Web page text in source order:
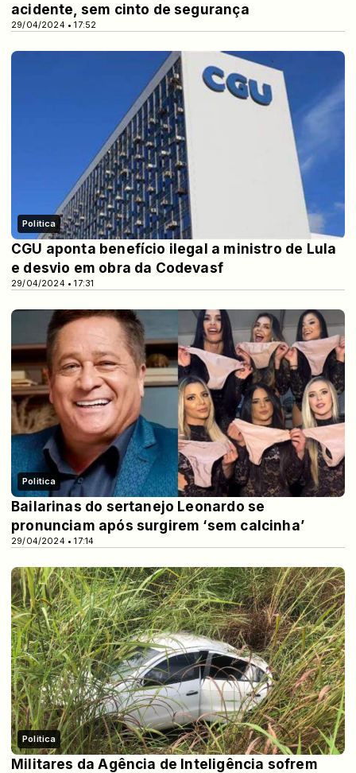
29/04/2024 • 17:52
acidente, sem cinto de segurança
Politica
29/04/2024 • 17:31
CGU aponta benefício ilegal a ministro de Lula
e desvio em obra da Codevasf
Politica
29/04/2024 • 17:14
Bailarinas do sertanejo Leonardo se
pronunciam após surgirem ‘sem calcinha’
Politica
Militares da Agência de Inteligência sofrem